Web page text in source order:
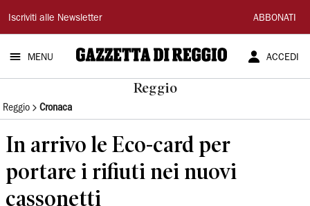
Gazzetta
di
Reggio
Iscriviti alle Newsletter ABBONATI
MENU ACCEDI
Reggio
Reggio Cronaca
In arrivo le Eco-card per
portare i rifiuti nei nuovi
cassonetti